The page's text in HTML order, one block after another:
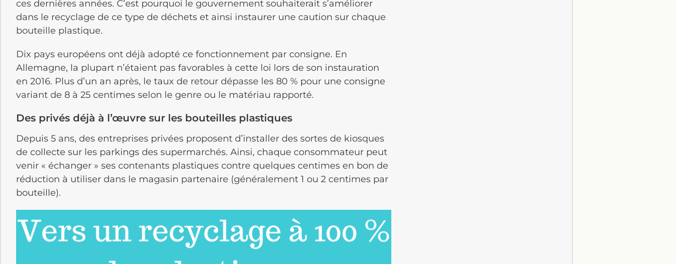
ces dernières années. C’est pourquoi le gouvernement souhaiterait s’améliorer
dans le recyclage de ce type de déchets et ainsi instaurer une caution sur chaque
bouteille plastique.
Dix pays européens ont déjà adopté ce fonctionnement par consigne. En
Allemagne, la plupart n’étaient pas favorables à cette loi lors de son instauration
en 2016. Plus d’un an après, le taux de retour dépasse les 80 % pour une consigne
variant de 8 à 25 centimes selon le genre ou le matériau rapporté.
Des privés déjà à l’œuvre sur les bouteilles plastiques
Depuis 5 ans, des entreprises privées proposent d’installer des sortes de kiosques
de collecte sur les parkings des supermarchés. Ainsi, chaque consommateur peut
venir « échanger » ses contenants plastiques contre quelques centimes en bon de
réduction à utiliser dans le magasin partenaire (généralement 1 ou 2 centimes par
bouteille).